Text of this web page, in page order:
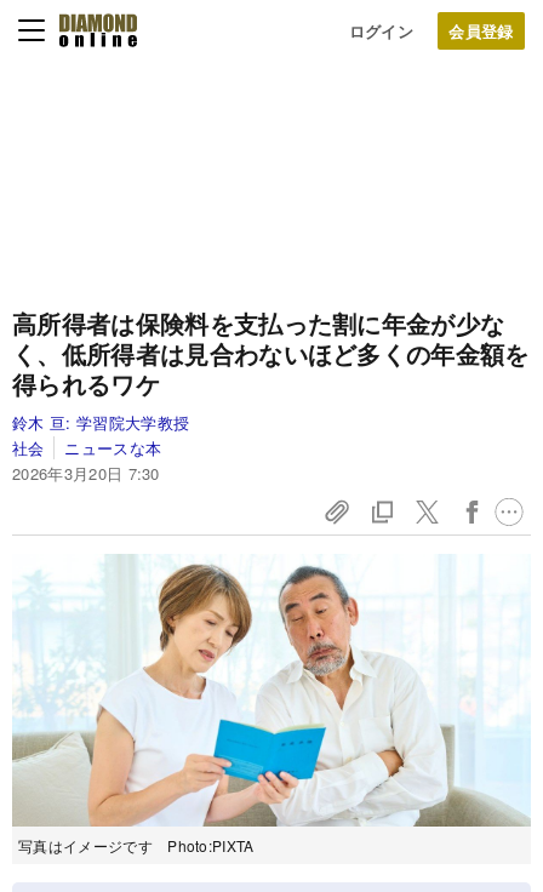
ログイン
高所得者は保険料を支払った割に年金が少な
く、低所得者は見合わないほど多くの年金額を
得られるワケ
鈴木 亘: 学習院大学教授
社会
ニュースな本
2026年3月20日 7:30
写真はイメージです Photo:PIXTA